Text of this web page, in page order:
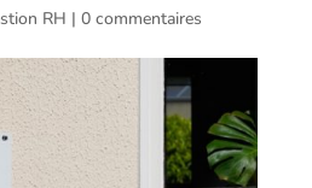
RH | 0 commentaires